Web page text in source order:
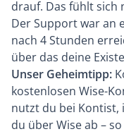
drauf. Das fühlt sich
Der Support war an
nach 4 Stunden
über das deine
Unser Geheimtipp:
kostenlosen Wise-
nutzt du bei Kontist,
du über Wise ab –